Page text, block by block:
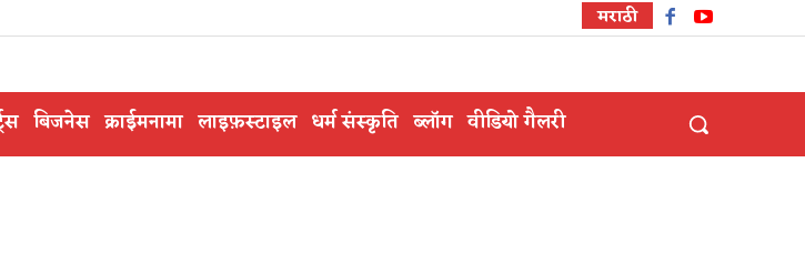
मराठी
बिजनेस क्राईमनामा लाइफ़स्टाइल धर्म संस्कृति ब्लॉग वीडियो गैलरी